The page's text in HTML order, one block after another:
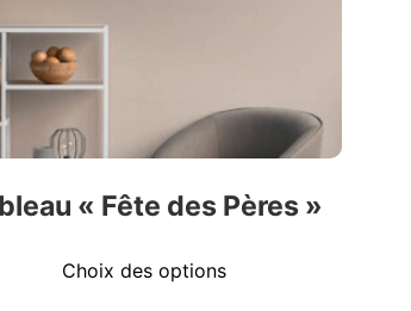
« Fête des Pères »
Choix des options